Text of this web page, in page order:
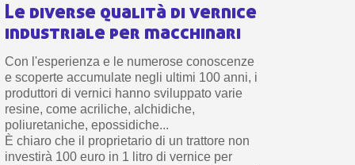
Le diverse qualità di vernice
industriale per macchinari
Con l'esperienza e le numerose conoscenze
e scoperte accumulate negli ultimi 100 anni, i
produttori di vernici hanno sviluppato varie
resine, come acriliche, alchidiche,
poliuretaniche, epossidiche...
È chiaro che il proprietario di un trattore non
investirà 100 euro in 1 litro di vernice per